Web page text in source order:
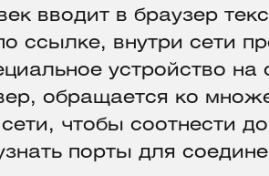
вводит в браузер
ссылке, внутри сети
устройство на
обращается ко
чтобы соотнести
порты для